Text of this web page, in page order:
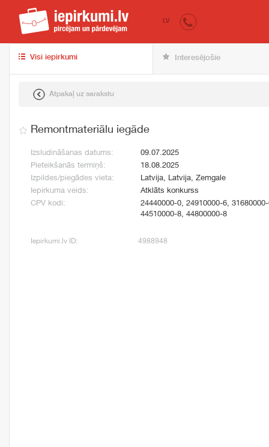
iepirkumi.lv
LV
Visi iepirkumi Interesējošie
Atpakaļ uz sarakstu
Remontmateriālu iegāde
Izsludināšanas datums:
09.07.2025
Pieteikšanās termiņš:
18.08.2025
Izpildes/piegādes vieta:
Latvija, Latvija, Zemgale
Iepirkuma veids:
Atklāts konkurss
CPV kodi:
24440000-0, 24910000-6,
44510000-8, 44800000-8
Iepirkumi.lv ID: 4988948